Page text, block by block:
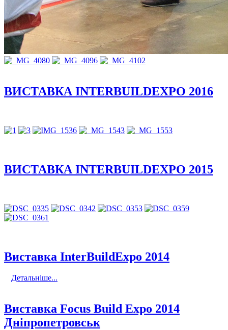
ВИСТАВКА INTERBUILDEXPO 2016
ВИСТАВКА INTERBUILDEXPO 2015
Виставка InterBuildExpo 2014
Детальніше...
Виставка Focus Build Expo 2014
Дніпропетровськ